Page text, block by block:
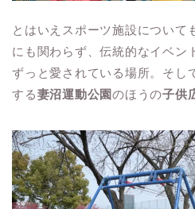
とはいえスポーツ施設について
にも関わらず、伝統的なイベン
ずっと愛されている場所。そし
する妻沼運動公園のほうの子供